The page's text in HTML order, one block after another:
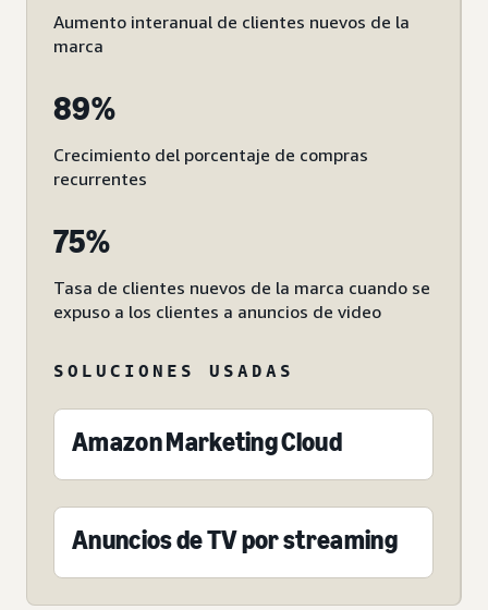
Aumento interanual de clientes nuevos de la
marca
89%
Crecimiento del porcentaje de compras
recurrentes
75%
Tasa de clientes nuevos de la marca cuando se
expuso a los clientes a anuncios de video
SOLUCIONES USADAS
Amazon Marketing Cloud
Anuncios de TV por streaming